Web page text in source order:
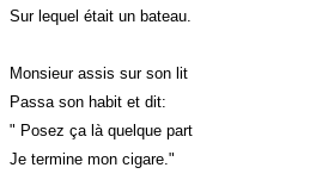
Sur lequel était un bateau.
Monsieur assis sur son lit
Passa son habit et dit:
" Posez ça là quelque part
Je termine mon cigare."